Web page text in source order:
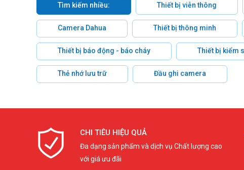
Tìm kiếm nhiều: Thiết bị viễn thông
Camera Dahua Thiết bị thông minh
Thiết bị báo động - báo cháy Thiết bị kiểm
Thẻ nhớ lưu trữ Đầu ghi camera
CHI TIÊU HIỆU QUẢ
Đa dạng sản phẩm và dịch vụ Chất lượng cao
với giá ưu đãi